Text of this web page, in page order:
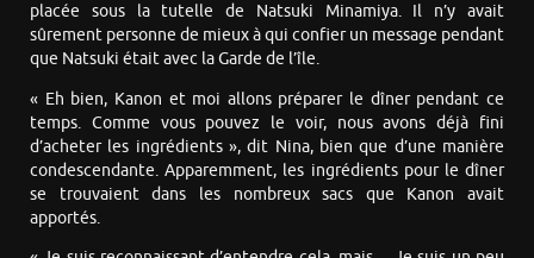
placée sous la tutelle de Natsuki Minamiya. Il n’y avait
sûrement personne de mieux à qui confier un message pendant
que Natsuki était avec la Garde de l’île.
« Eh bien, Kanon et moi allons préparer le dîner pendant ce
temps. Comme vous pouvez le voir, nous avons déjà fini
d’acheter les ingrédients », dit Nina, bien que d’une manière
condescendante. Apparemment, les ingrédients pour le dîner
se trouvaient dans les nombreux sacs que Kanon avait
apportés.